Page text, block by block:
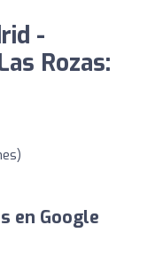
-
Rozas:
en Google